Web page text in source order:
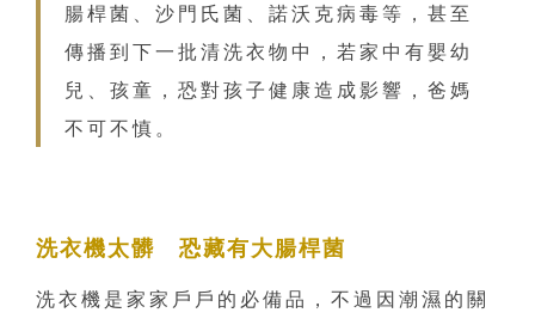
腸桿菌、沙門氏菌、諾沃克病毒等，甚至
傳播到下一批清洗衣物中，若家中有嬰幼
兒、孩童，恐對孩子健康造成影響，爸媽
不可不慎。
洗衣機太髒 恐藏有大腸桿菌
洗衣機是家家戶戶的必備品，不過因潮濕的關